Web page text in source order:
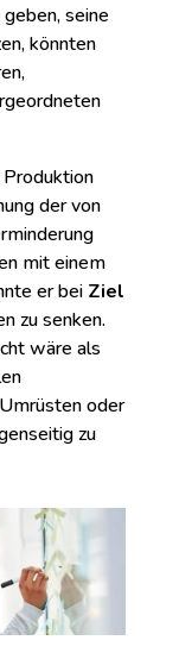
seine
könnten
der von
mit einem
er bei Ziel
zu senken.
wäre als
oder
zu